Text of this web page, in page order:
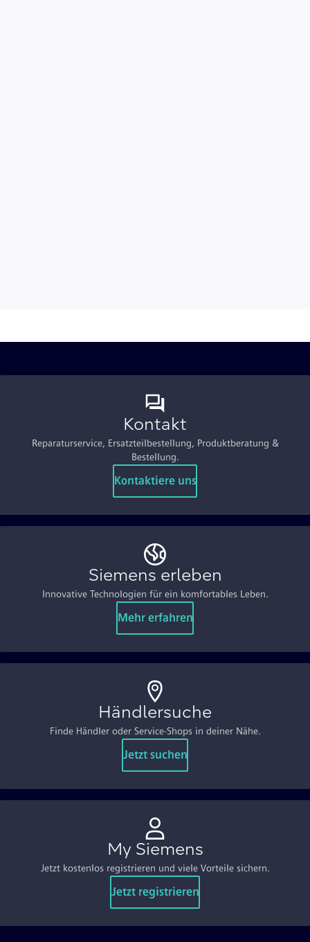
Kontakt
Reparaturservice, Ersatzteilbestellung, Produktberatung &
Bestellung.
Kontaktiere uns
Siemens erleben
Innovative Technologien für ein komfortables Leben.
Mehr erfahren
Händlersuche
Finde Händler oder Service-Shops in deiner Nähe.
Jetzt suchen
My Siemens
Jetzt kostenlos registrieren und viele Vorteile sichern.
Jetzt registrieren